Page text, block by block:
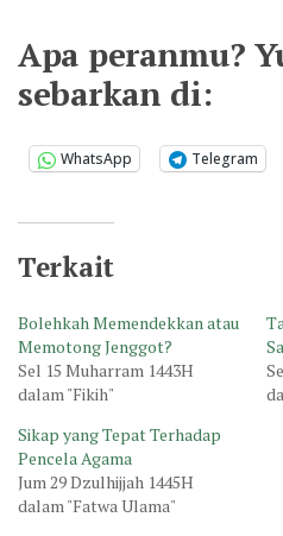
Apa peranmu?
sebarkan di:
WhatsApp Telegram
Terkait
Bolehkah Memendekkan atau
Memotong Jenggot?
Sel 15 Muharram 1443H
dalam "Fikih"
Sikap yang Tepat Terhadap
Pencela Agama
Jum 29 Dzulhijjah 1445H
dalam "Fatwa Ulama"